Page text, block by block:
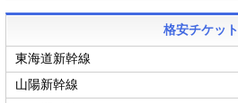
格安チケット
東海道新幹線
山陽新幹線